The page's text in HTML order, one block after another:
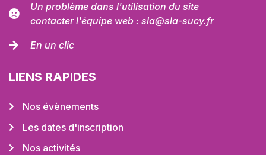
Un problème dans l'utilisation du site
contacter l'équipe web : sla@sla-sucy.fr
En un clic
LIENS RAPIDES
Nos évènements
Les dates d'inscription
Nos activités